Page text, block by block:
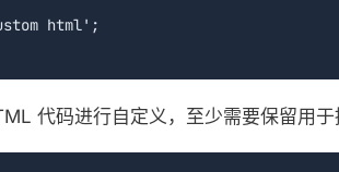
html';
代码进行自定义，至少需要保留用于